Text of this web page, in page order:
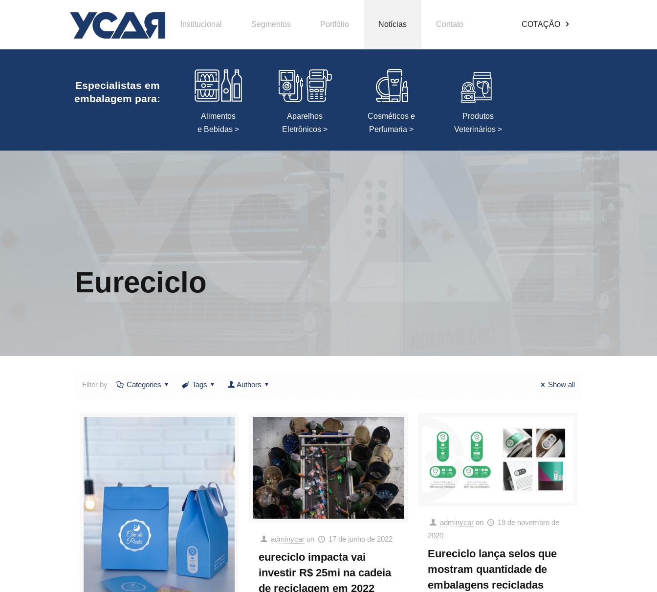
Institucional Segmentos Portfólio Notícias Contato COTAÇÃO
Especialistas em
embalagem para:
Alimentos
e Bebidas >
Aparelhos
Eletrônicos >
Cosméticos e
Perfumaria >
Produtos
Veterinários >
Eureciclo
Filter by Categories Tags Authors Show all
adminycar on 17 de junho de 2022
eureciclo impacta vai
investir R$ 25mi na cadeia
de reciclagem em 2022
adminycar on
19 de novembro de
2020
Eureciclo lança selos que
mostram quantidade de
embalagens recicladas